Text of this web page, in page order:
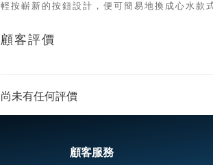
輕按嶄新的按鈕設計，便可簡易地換成心水款式
顧客評價
尚未有任何評價
顧客服務